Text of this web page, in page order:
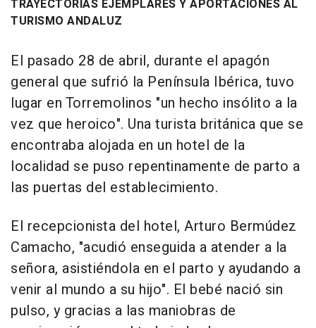
TRAYECTORIAS EJEMPLARES Y APORTACIONES AL
TURISMO ANDALUZ
El pasado 28 de abril, durante el apagón
general que sufrió la Península Ibérica, tuvo
lugar en Torremolinos "un hecho insólito a la
vez que heroico". Una turista británica que se
encontraba alojada en un hotel de la
localidad se puso repentinamente de parto a
las puertas del establecimiento.
El recepcionista del hotel, Arturo Bermúdez
Camacho, "acudió enseguida a atender a la
señora, asistiéndola en el parto y ayudando a
venir al mundo a su hijo". El bebé nació sin
pulso, y gracias a las maniobras de